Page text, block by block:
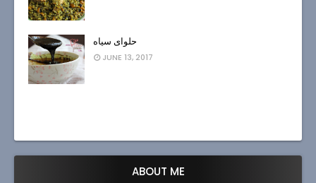
حلوای سیاه
JUNE 13, 2017
ABOUT ME